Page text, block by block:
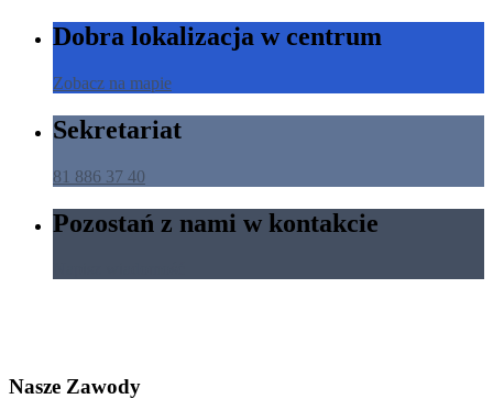
Dobra lokalizacja w centrum
Zobacz na mapie
Sekretariat
81 886 37 40
Pozostań z nami w kontakcie
Nasze Zawody